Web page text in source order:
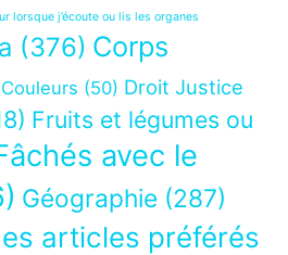
lorsque j’écoute ou lis les organes
(376) Corps
Couleurs (50) Droit Justice
Fruits et légumes ou
avec le
Géographie (287)
articles préférés